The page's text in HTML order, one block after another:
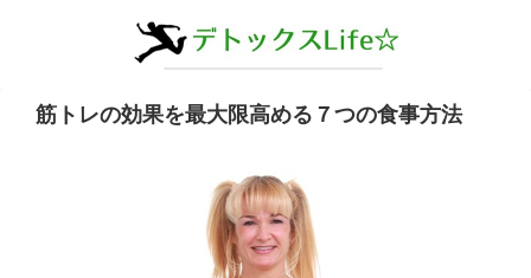
筋トレの効果を最大限高める７つの食事方法